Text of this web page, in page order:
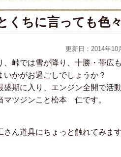
くちに言っても色
更新日：2014年
、峠では雪が降り、十勝・帯広
いかがお過ごしでしょうか？
盛期に入り、エンジン全開で活
マツジンこと松本 仁です。
ん道具にちょっと触れてみます